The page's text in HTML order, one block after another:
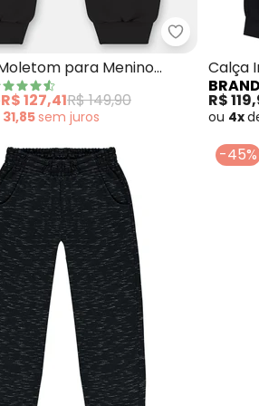
Malha Térmica Preto
Up Baby -
para Menino
R$ 127,41R$ 149,90
31,85sem juros
Calça
R$
ou 4x
-45%